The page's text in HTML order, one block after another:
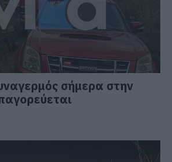
σήμερα στην